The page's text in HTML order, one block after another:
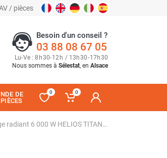
/ pièces
Besoin d'un conseil ?
03 88 08 67 05
Lu-Ve : 8h30-12h / 13h30-17h30
Nous sommes à Sélestat, en Alsace
DE
0 0
Chauffage radiant 6 000 W HELIOS TITAN V3 - STAR PROGETTI